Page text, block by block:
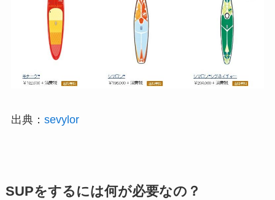
出典： sevylor
SUPをするには何が必要なの？